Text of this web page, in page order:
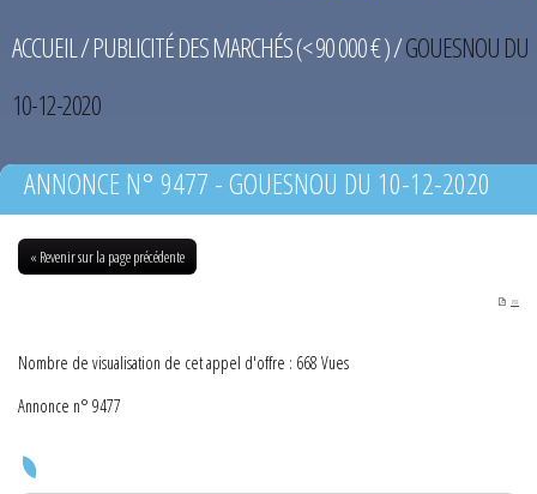
ACCUEIL/PUBLICITÉ DES MARCHÉS (< 90 000 € )/GOUESNOU DU
10-12-2020
ANNONCE N° 9477 - GOUESNOU DU 10-12-2020
« Revenir sur la page précédente
PDF
Nombre de visualisation de cet appel d'offre : 668 Vues
Annonce n° 9477